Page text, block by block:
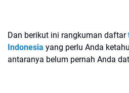
Dan berikut ini rangkuman daftar
Indonesia yang perlu Anda
antaranya belum pernah Anda